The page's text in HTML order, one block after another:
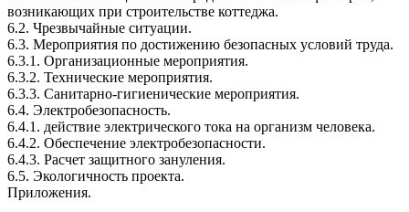
возникающих при строительстве коттеджа.
6.2. Чрезвычайные ситуации.
6.3. Мероприятия по достижению безопасных условий труда.
6.3.1. Организационные мероприятия.
6.3.2. Технические мероприятия.
6.3.3. Санитарно-гигиенические мероприятия.
6.4. Электробезопасность.
6.4.1. действие электрического тока на организм человека.
6.4.2. Обеспечение электробезопасности.
6.4.3. Расчет защитного зануления.
6.5. Экологичность проекта.
Приложения.